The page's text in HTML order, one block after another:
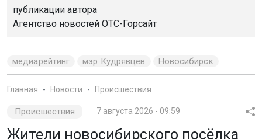
медиарейтинг мэр Кудрявцев
Происшествия 7 августа 2026 - 09:59
Жители новосибирского посёлка
Садовый перекрыли дорогу
для мусоровозов
соглашаетесь с использованием файлов cookie.
Подробнее